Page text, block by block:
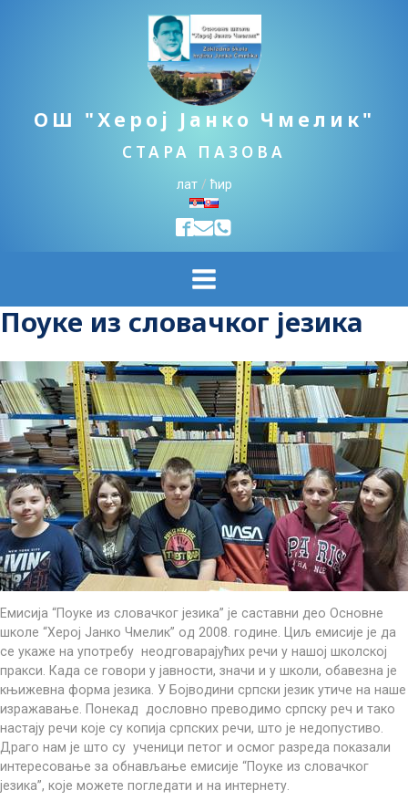
ОШ "Херој Јанко Чмелик"
СТАРА ПАЗОВА
лат/ћир
Поуке из словачког језика
Емисија “Поуке из словачког језика” је саставни део Основне
школе “Херој Јанко Чмелик” од 2008. године. Циљ емисије је да
се укаже на употребу неодговарајућих речи у нашој школској
пракси. Када се говори у јавности, значи и у школи, обавезна је
књижевна форма језика. У Бојводини српски језик утиче на наше
изражавање. Понекад дословно преводимо српску реч и тако
настају речи које су копија српских речи, што је недопустиво.
Драгo нам је што су ученици петог и осмог разреда показали
интересовање за обнављање емисије “Поуке из словачког
језика”, које можете погледати и на интернету.